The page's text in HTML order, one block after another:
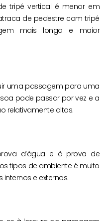
tripé vertical é menor em
de pedestre com tripé
mais longa e maior
uma passagem para uma
pode passar por vez e a
relativamente altas.
d’água e à prova de
tipos de ambiente é muito
e externos.